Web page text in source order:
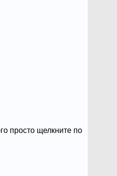
просто щелкните по